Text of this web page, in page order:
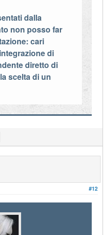
dalla
non posso far
cari
di
diretto di
scelta di un
#12